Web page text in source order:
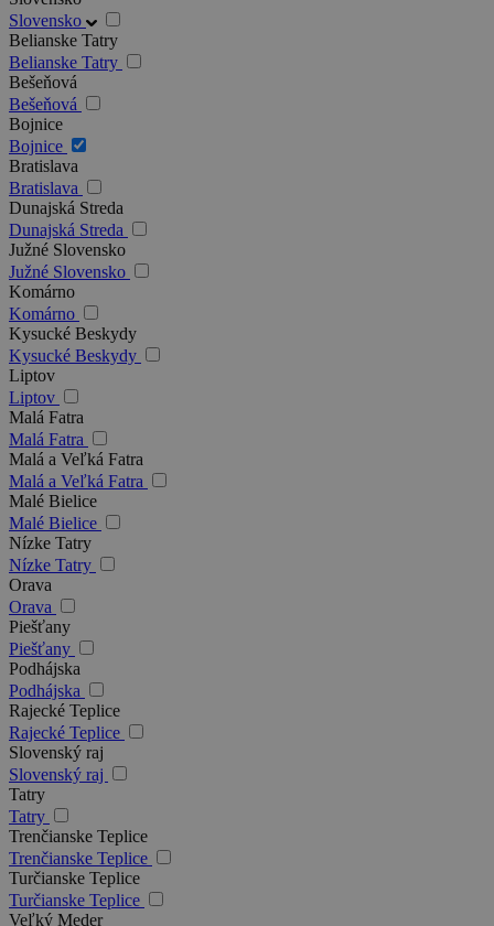
Slovensko
Belianske Tatry
Belianske Tatry
Bešeňová
Bešeňová
Bojnice
Bojnice
Bratislava
Bratislava
Dunajská Streda
Dunajská Streda
Južné Slovensko
Južné Slovensko
Komárno
Komárno
Kysucké Beskydy
Kysucké Beskydy
Liptov
Liptov
Malá Fatra
Malá Fatra
Malá a Veľká Fatra
Malá a Veľká Fatra
Malé Bielice
Malé Bielice
Nízke Tatry
Nízke Tatry
Orava
Orava
Piešťany
Piešťany
Podhájska
Podhájska
Rajecké Teplice
Rajecké Teplice
Slovenský raj
Slovenský raj
Tatry
Tatry
Trenčianske Teplice
Trenčianske Teplice
Turčianske Teplice
Turčianske Teplice
Veľký Meder